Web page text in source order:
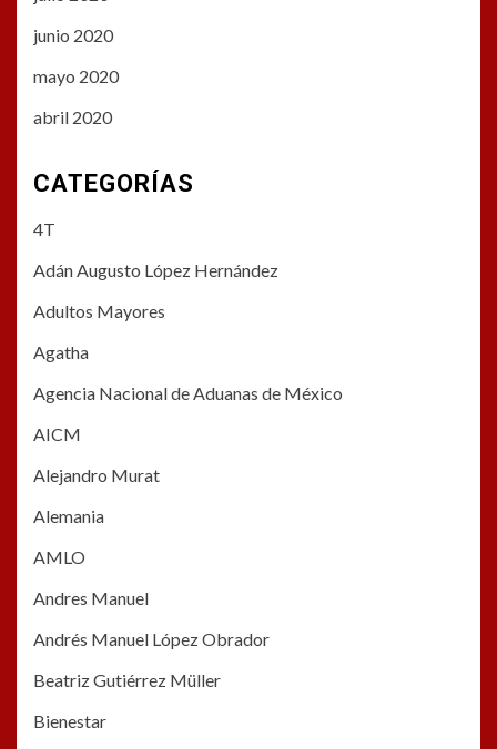
junio 2020
mayo 2020
abril 2020
CATEGORÍAS
4T
Adán Augusto López Hernández
Adultos Mayores
Agatha
Agencia Nacional de Aduanas de México
AICM
Alejandro Murat
Alemania
AMLO
Andres Manuel
Andrés Manuel López Obrador
Beatriz Gutiérrez Müller
Bienestar